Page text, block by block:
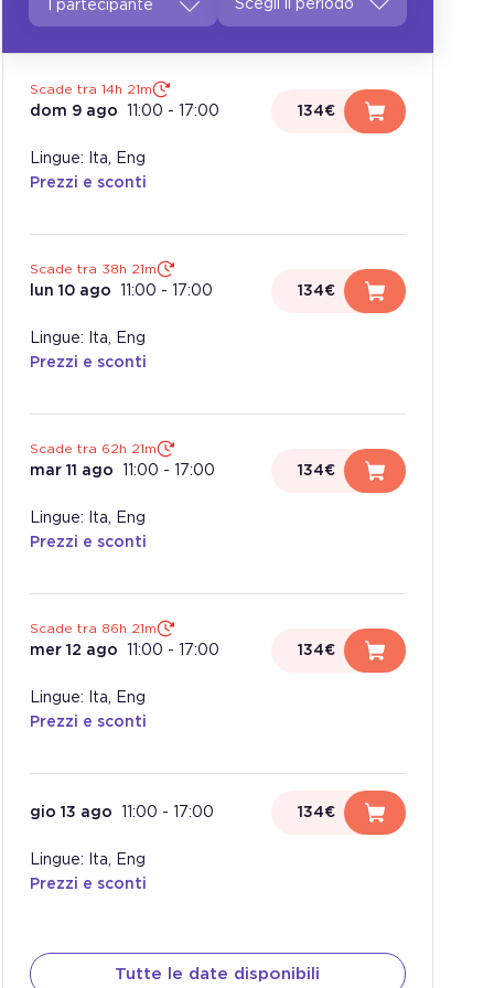
1 partecipante
Scade tra 14h 21m
dom 9 ago 11:00 - 17:00 134€
Lingue: Ita, Eng
Prezzi e sconti
Scade tra 38h 21m
lun 10 ago 11:00 - 17:00 134€
Lingue: Ita, Eng
Prezzi e sconti
Scade tra 62h 21m
mar 11 ago 11:00 - 17:00 134€
Lingue: Ita, Eng
Prezzi e sconti
Scade tra 86h 21m
mer 12 ago 11:00 - 17:00 134€
Lingue: Ita, Eng
Prezzi e sconti
gio 13 ago 11:00 - 17:00 134€
Lingue: Ita, Eng
Prezzi e sconti
Tutte le date disponibili